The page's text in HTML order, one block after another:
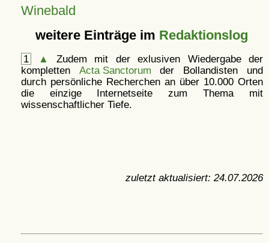
Winebald
weitere Einträge im Redaktionslog
1 ▲
Zudem mit der exlusiven Wiedergabe der
kompletten Acta Sanctorum der Bollandisten und
durch persönliche Recherchen an über 10.000 Orten
die einzige Internetseite zum Thema mit
wissenschaftlicher Tiefe.
zuletzt aktualisiert: 24.07.2026